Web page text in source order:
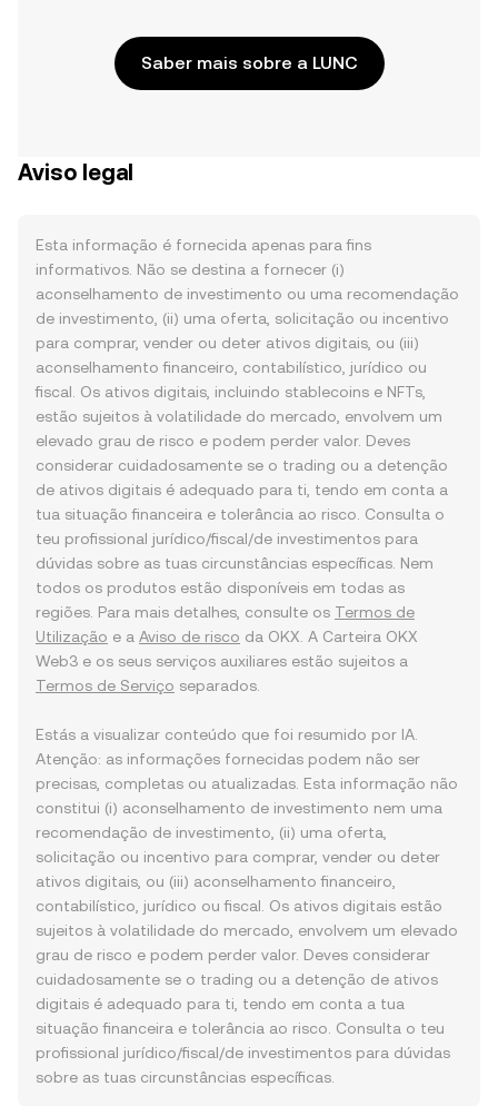
Saber mais sobre a LUNC
Aviso legal
Esta informação é fornecida apenas para fins
informativos. Não se destina a fornecer (i)
aconselhamento de investimento ou uma recomendação
de investimento, (ii) uma oferta, solicitação ou incentivo
para comprar, vender ou deter ativos digitais, ou (iii)
aconselhamento financeiro, contabilístico, jurídico ou
fiscal. Os ativos digitais, incluindo stablecoins e NFTs,
estão sujeitos à volatilidade do mercado, envolvem um
elevado grau de risco e podem perder valor. Deves
considerar cuidadosamente se o trading ou a detenção
de ativos digitais é adequado para ti, tendo em conta a
tua situação financeira e tolerância ao risco. Consulta o
teu profissional jurídico/fiscal/de investimentos para
dúvidas sobre as tuas circunstâncias específicas. Nem
todos os produtos estão disponíveis em todas as
regiões. Para mais detalhes, consulte os Termos de
Utilização e a Aviso de risco da OKX. A Carteira OKX
Web3 e os seus serviços auxiliares estão sujeitos a
Termos de Serviço separados.
Estás a visualizar conteúdo que foi resumido por IA.
Atenção: as informações fornecidas podem não ser
precisas, completas ou atualizadas. Esta informação não
constitui (i) aconselhamento de investimento nem uma
recomendação de investimento, (ii) uma oferta,
solicitação ou incentivo para comprar, vender ou deter
ativos digitais, ou (iii) aconselhamento financeiro,
contabilístico, jurídico ou fiscal. Os ativos digitais estão
sujeitos à volatilidade do mercado, envolvem um elevado
grau de risco e podem perder valor. Deves considerar
cuidadosamente se o trading ou a detenção de ativos
digitais é adequado para ti, tendo em conta a tua
situação financeira e tolerância ao risco. Consulta o teu
profissional jurídico/fiscal/de investimentos para dúvidas
sobre as tuas circunstâncias específicas.